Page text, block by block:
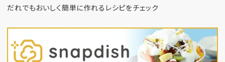
だれでもおいしく簡単に作れるレシピをチェック